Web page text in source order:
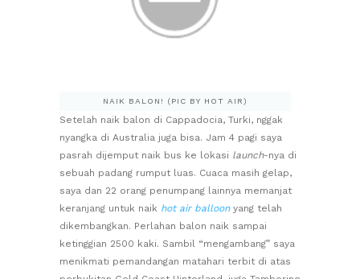
NAIK BALON! (PIC BY HOT AIR)
Setelah naik balon di Cappadocia, Turki, nggak
nyangka di Australia juga bisa. Jam 4 pagi saya
pasrah dijemput naik bus ke lokasi launch-nya di
sebuah padang rumput luas. Cuaca masih gelap,
saya dan 22 orang penumpang lainnya memanjat
keranjang untuk naik hot air balloonyang telah
dikembangkan. Perlahan balon naik sampai
ketinggian 2500 kaki. Sambil “mengambang” saya
menikmati pemandangan matahari terbit di atas